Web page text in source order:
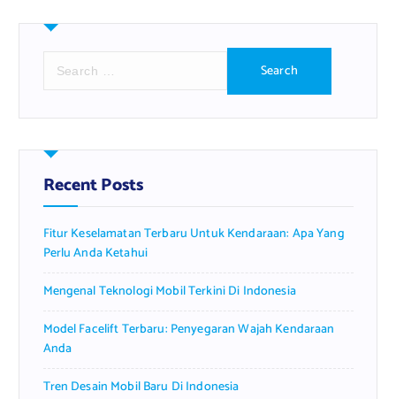
r
h
f
o
:
Recent Posts
Fitur Keselamatan Terbaru Untuk Kendaraan: Apa Yang
Perlu Anda Ketahui
Mengenal Teknologi Mobil Terkini Di Indonesia
Model Facelift Terbaru: Penyegaran Wajah Kendaraan
Anda
Tren Desain Mobil Baru Di Indonesia